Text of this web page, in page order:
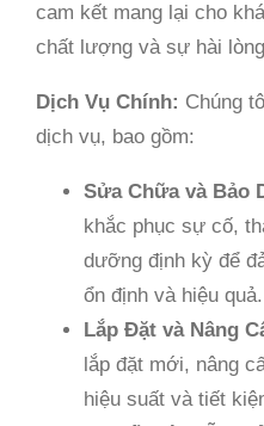
cam kết mang lại cho
chất lượng và sự hài
Dịch Vụ Chính: Chúng
dịch vụ, bao gồm:
Sửa Chữa và Bảo
khắc phục sự cố,
dưỡng định kỳ để
ổn định và hiệu quả.
Lắp Đặt và Nâng
lắp đặt mới, nâng
hiệu suất và tiết